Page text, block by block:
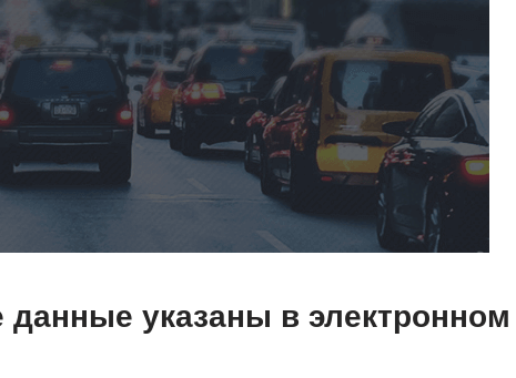
данные указаны в электронном